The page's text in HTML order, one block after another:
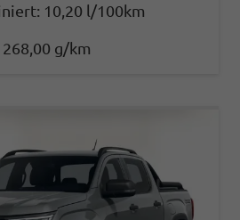
10,20 l/100km
268,00 g/km